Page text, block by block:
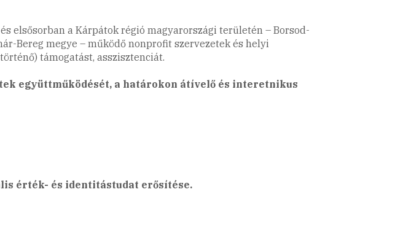
elsősorban a Kárpátok régió magyarországi területén – Borsod-
Bereg megye – működő nonprofit szervezetek és helyi
támogatást, asszisztenciát.
együttműködését, a határokon átívelő és interetnikus
érték- és identitástudat erősítése.